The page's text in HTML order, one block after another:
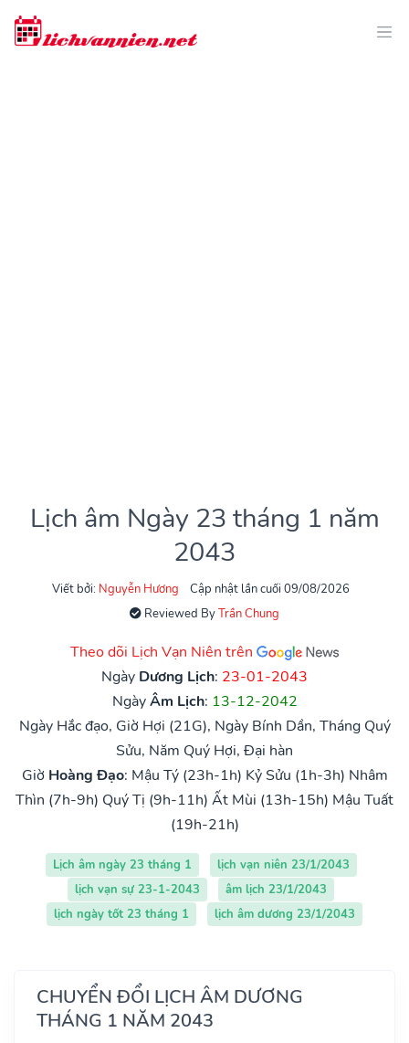
Lịch âm Ngày 23 tháng 1 năm
2043
Viết bởi: Nguyễn Hương
Cập nhật lần cuối 09/08/2026
Reviewed ByTrần Chung
Theo dõi Lịch Vạn Niên trên
Ngày Dương Lịch: 23-01-2043
NgàyÂm Lịch: 13-12-2042
Ngày Hắc đạo, Giờ Hợi (21G), Ngày Bính Dần, Tháng Quý
Sửu, Năm Quý Hợi, Đại hàn
Giờ Hoàng Đạo: Mậu Tý (23h-1h) Kỷ Sửu (1h-3h) Nhâm
Thìn (7h-9h) Quý Tị (9h-11h) Ất Mùi (13h-15h) Mậu Tuất
(19h-21h)
Lịch âm ngày 23 tháng 1
lịch vạn niên 23/1/2043
lịch vạn sự 23-1-2043
âm lịch 23/1/2043
lịch ngày tốt 23 tháng 1
lịch âm dương 23/1/2043
CHUYỂN ĐỔI LỊCH ÂM DƯƠNG
THÁNG 1 NĂM 2043